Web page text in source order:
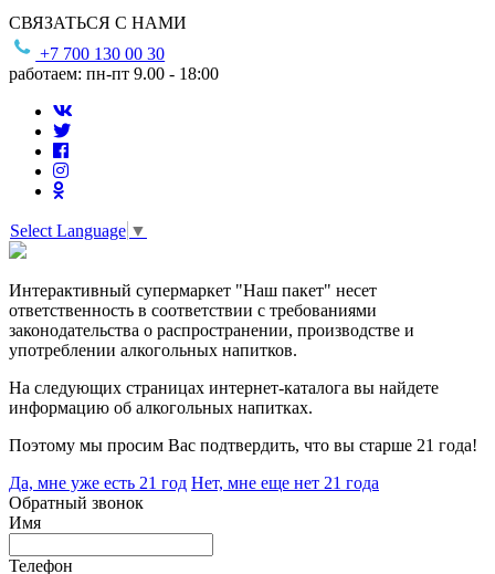
СВЯЗАТЬСЯ С НАМИ
+7 700 130 00 30
работаем: пн-пт 9.00 - 18:00
Select Language ▼
Интерактивный супермаркет "Наш пакет" несет
ответственность в соответствии с требованиями
законодательства о распространении, производстве и
употреблении алкогольных напитков.
На следующих страницах интернет-каталога вы найдете
информацию об алкогольных напитках.
Поэтому мы просим Вас подтвердить, что вы старше 21 года!
Да, мне уже есть 21 год Нет, мне еще нет 21 года
Обратный звонок
Имя
Телефон